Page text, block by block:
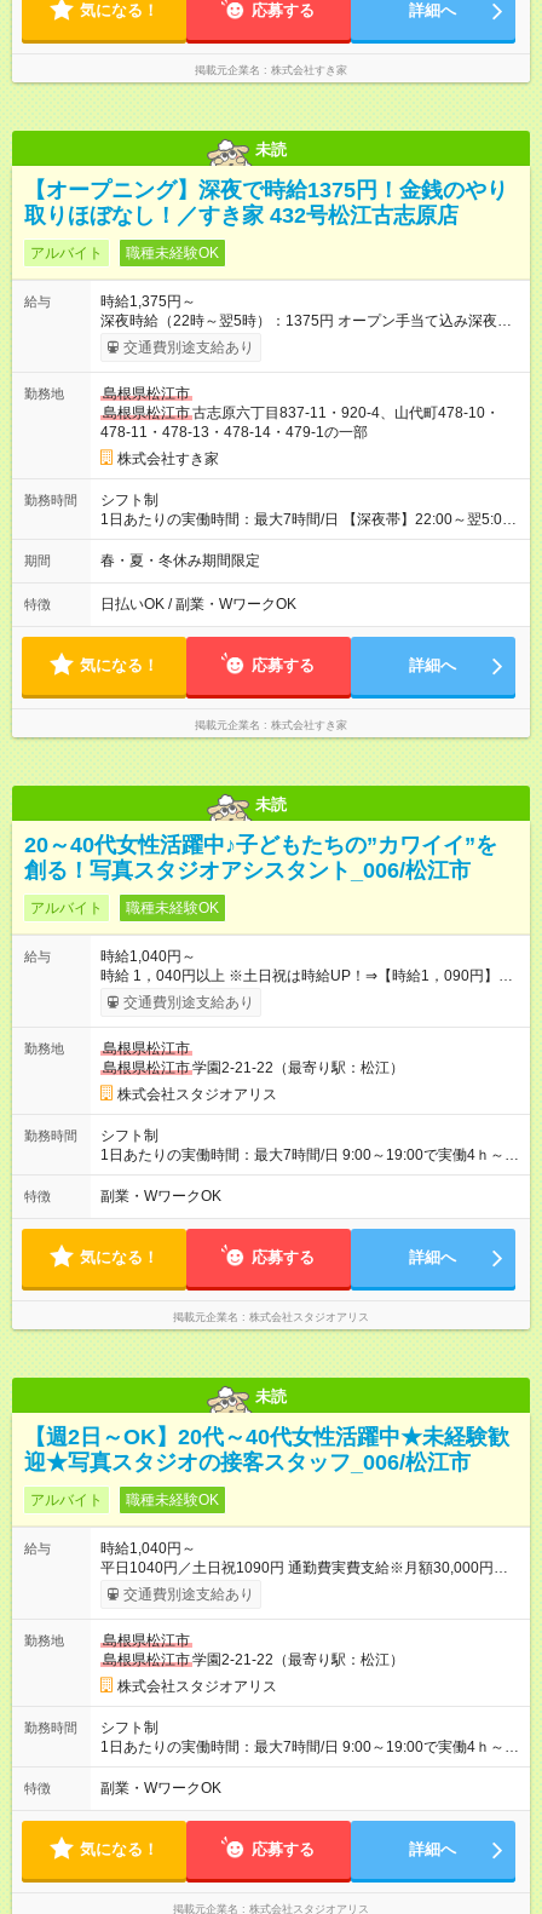
気になる！ 応募する 詳細へ
掲載元企業名 株式会社すき家
未読
【オープニング】深夜で時給1375円！金銭のやり
取りほぼなし！／すき家 432号松江古志原店
アルバイト 職種未経験OK
給与
時給1,375円～
深夜時給（22時～翌5時）：1375円 オープン手当て込み深夜時
給（22時～翌5時）：1500円 【オープン手当期間】
2026/10/01~2026/12/31 【試用期間】試用期間あり 試用期間の
の実態は30日（※条件変更なし）ですが、切り上げで一ヶ月と
させていただきます。 研修制度あり：15時間(研修中も同時給）
交通費別途支給あり
勤務地
島根県松江市
島根県松江市古志原六丁目837-11・920-4、山代町478-10・
478-11・478-13・478-14・479-1の一部
株式会社すき家
勤務時間
シフト制
1日あたりの実働時間：最大7時間/日 【深夜帯】22:00～翌5:00
週2日～・1日2h～OK◎ ※22:00から翌5:00までは18歳以上の方
のみ勤務可能です（18歳未満の深夜業務禁止のため） ★深夜で
す。 必ず、2名以上での勤務を行いますので、安心して働けま
す。
期間 春・夏・冬休み期間限定
特徴 日払いOK / 副業・WワークOK
気になる！ 応募する 詳細へ
掲載元企業名 株式会社すき家
未読
20～40代女性活躍中♪子どもたちの”カワイイ”を
創る！写真スタジオアシスタント_006/松江市
アルバイト 職種未経験OK
給与
時給1,040円～
時給 1，040円以上 ※土日祝は時給UP！⇒【時給1，090円】に♪
※交通費もしっかり支給（月30,000円まで） 【時給UPのチャン
スもたくさん！やりがいも◎】 頑張りはちゃ～んと時給に反映
含む）のシフトインで 「準社員」に！⇒ 時給30円UP！ 《チャ
ンス２》社内資格をGETすると… 年2回の昇格審査クリアで、
専門スキルをGET！⇒ 時給100円以上UPも夢じゃない！ 【急な
出費も怖くない♪前給制度あり】 「今月ピンチかも…」そんな時
も大丈夫！ 働いた分のお給料の一部を、 給料日前に受け取れる
嬉しい制度です。 【試用期間】試用期間あり 試用期間の長さ：
交通費別途支給あり
勤務地
島根県松江市
島根県松江市学園2-21-22（最寄り駅：松江）
株式会社スタジオアリス
勤務時間
シフト制
1日あたりの実働時間：最大7時間/日 9:00～19:00で実働4ｈ～ ◆
週2日～・1日4ｈ～OK ◆土日祝勤務できる方歓迎
特徴 副業・WワークOK
気になる！ 応募する 詳細へ
掲載元企業名 株式会社スタジオアリス
未読
【週2日～OK】20代～40代女性活躍中★未経験歓
迎★写真スタジオの接客スタッフ_006/松江市
アルバイト 職種未経験OK
給与
時給1,040円～
平日1040円／土日祝1090円 通勤費実費支給※月額30,000円まで
■弊社の準社員へステップアップすると時給30円UP!!■ 準社員
とは… ・開店又は閉店作業が可能な方で1週間で24時間以上
格し、社内資格を有すると時給100円以上アップ！～ 【試用期
間】試用期間あり 試用期間の長さ：3ヶ月 雇用形態、給与は本
採用時と同じです。
交通費別途支給あり
勤務地
島根県松江市
島根県松江市学園2-21-22（最寄り駅：松江）
株式会社スタジオアリス
勤務時間
シフト制
1日あたりの実働時間：最大7時間/日 9:00～19:00で実働4ｈ～ ◆
週2日～・1日4ｈ～OK ◆土日祝勤務できる方歓迎
特徴 副業・WワークOK
気になる！ 応募する 詳細へ
掲載元企業名 株式会社スタジオアリス